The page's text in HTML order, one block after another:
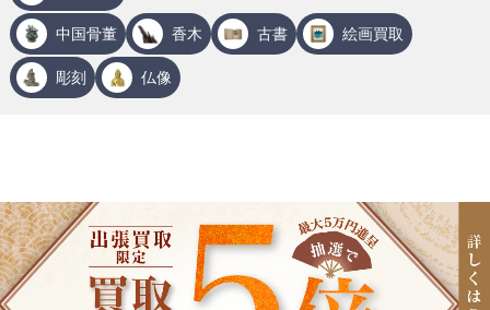
中国骨董 香木 古書 絵画買取
彫刻 仏像